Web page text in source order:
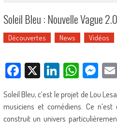
Soleil Bleu : Nouvelle Vague 2.0
Découvertes News Vidéos
Facebook
X LinkedIn
Soleil Bleu, c’est le projet de Lou
musiciens et comédiens. Ce
construit un univers